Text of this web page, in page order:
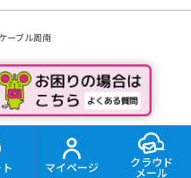
マイページ クラウド
メール
ーブル周南